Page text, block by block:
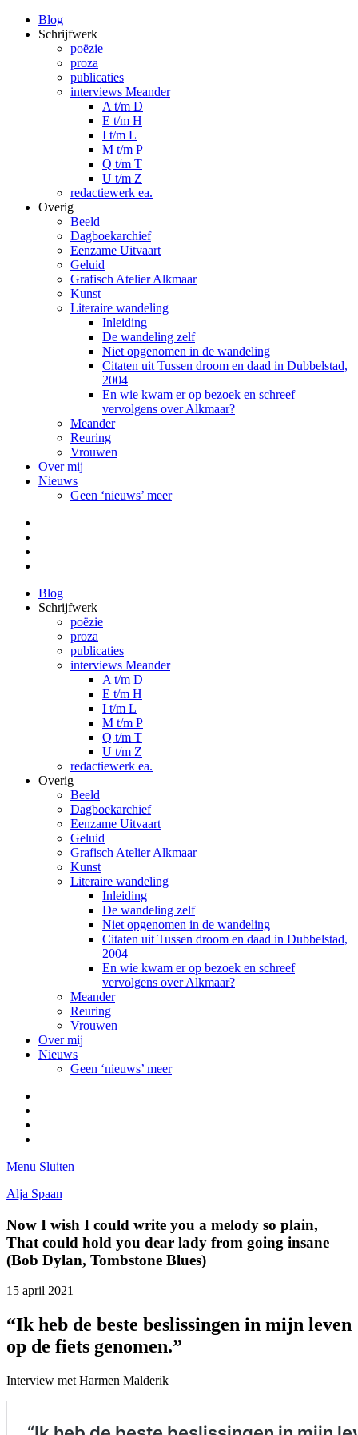
Blog
Schrijfwerk
poëzie
proza
publicaties
interviews Meander
A t/m D
E t/m H
I t/m L
M t/m P
Q t/m T
U t/m Z
redactiewerk ea.
Overig
Beeld
Dagboekarchief
Eenzame Uitvaart
Geluid
Grafisch Atelier Alkmaar
Kunst
Literaire wandeling
Inleiding
De wandeling zelf
Niet opgenomen in de wandeling
Citaten uit Tussen droom en daad in Dubbelstad,
2004
En wie kwam er op bezoek en schreef
vervolgens over Alkmaar?
Meander
Reuring
Vrouwen
Over mij
Nieuws
Geen ‘nieuws’ meer
Blog
Schrijfwerk
poëzie
proza
publicaties
interviews Meander
A t/m D
E t/m H
I t/m L
M t/m P
Q t/m T
U t/m Z
redactiewerk ea.
Overig
Beeld
Dagboekarchief
Eenzame Uitvaart
Geluid
Grafisch Atelier Alkmaar
Kunst
Literaire wandeling
Inleiding
De wandeling zelf
Niet opgenomen in de wandeling
Citaten uit Tussen droom en daad in Dubbelstad,
2004
En wie kwam er op bezoek en schreef
vervolgens over Alkmaar?
Meander
Reuring
Vrouwen
Over mij
Nieuws
Geen ‘nieuws’ meer
Menu Sluiten
Alja Spaan
Now I wish I could write you a melody so plain,
That could hold you dear lady from going insane
(Bob Dylan, Tombstone Blues)
15 april 2021
“Ik heb de beste beslissingen in mijn leven
op de fiets genomen.”
Interview met Harmen Malderik